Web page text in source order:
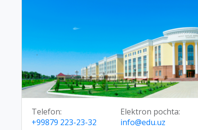
Telefon:
+99879 223-23-32
Elektron pochta:
info@edu.uz